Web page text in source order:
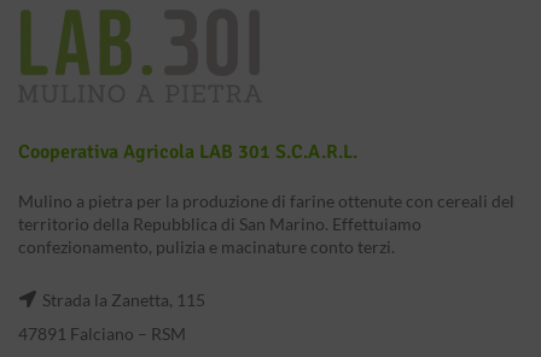
Cooperativa Agricola LAB 301 S.c.a.r.l.
Mulino a pietra per la produzione di farine ottenute con cereali del
territorio della Repubblica di San Marino. Effettuiamo
confezionamento, pulizia e macinature conto terzi.
Strada la Zanetta, 115
47891 Falciano – RSM